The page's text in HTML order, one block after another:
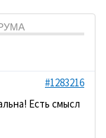
#1283216
Есть смысл